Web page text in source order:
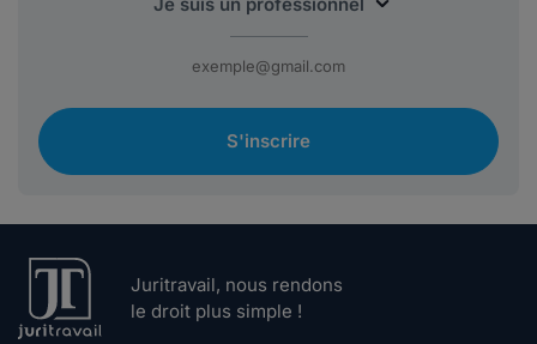
S'inscrire
Juritravail, nous rendons
le droit plus simple !